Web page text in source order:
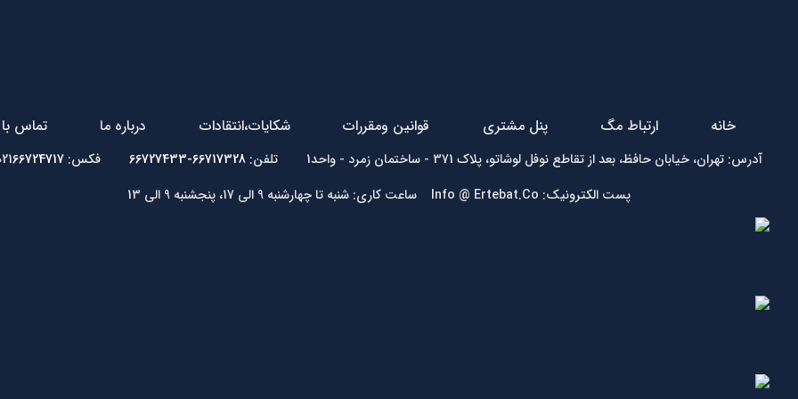
خانه ارتباط مگ پنل مشتری قوانین ومقررات شکایات،انتقادات درباره ما تماس
آدرس: تهران، خیابان حافظ، بعد از تقاطع نوفل لوشاتو، پلاک 371 - ساختمان زمرد - واحد1 تلفن: 66717328-66727433 فکس: 02166724717
پست الکترونیک: Info @ Ertebat.Co ساعت کاری: شنبه تا چهارشنبه 9 الی 17، پنجشنبه 9 الی 13